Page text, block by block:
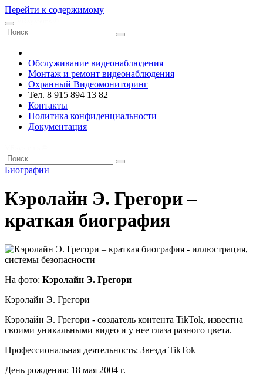
Перейти к содержимому
Обслуживание видеонаблюдения
Монтаж и ремонт видеонаблюдения
Охранный Видеомониторинг
Тел. 8 915 894 13 82
Контакты
Политика конфиденциальности
Документация
Биографии
Кэролайн Э. Грегори –
краткая биография
На фото: Кэролайн Э. Грегори
Кэролайн Э. Грегори
Кэролайн Э. Грегори - создатель контента TikTok, известна
своими уникальными видео и у нее глаза разного цвета.
Профессиональная деятельность: Звезда TikTok
День рождения: 18 мая 2004 г.